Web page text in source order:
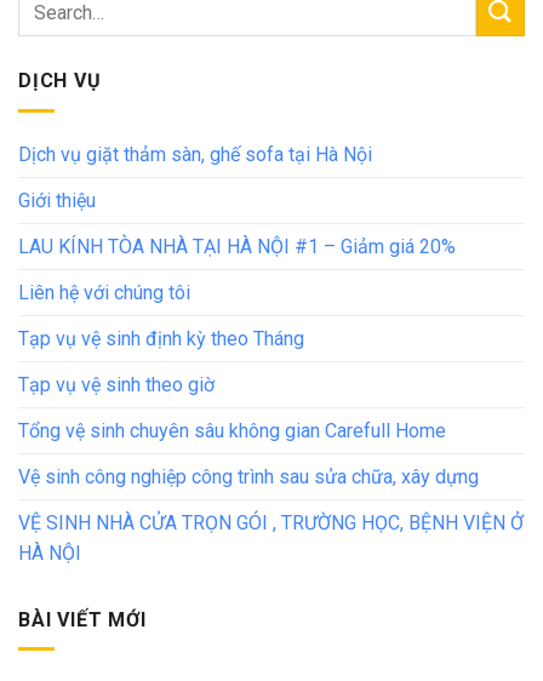
DỊCH VỤ
Dịch vụ giặt thảm sàn, ghế sofa tại Hà Nội
Giới thiệu
LAU KÍNH TÒA NHÀ TẠI HÀ NỘI #1 – Giảm giá 20%
Liên hệ với chúng tôi
Tạp vụ vệ sinh định kỳ theo Tháng
Tạp vụ vệ sinh theo giờ
Tổng vệ sinh chuyên sâu không gian Carefull Home
Vệ sinh công nghiệp công trình sau sửa chữa, xây dựng
VỆ SINH NHÀ CỬA TRỌN GÓI , TRƯỜNG HỌC, BỆNH VIỆN Ở
HÀ NỘI
BÀI VIẾT MỚI